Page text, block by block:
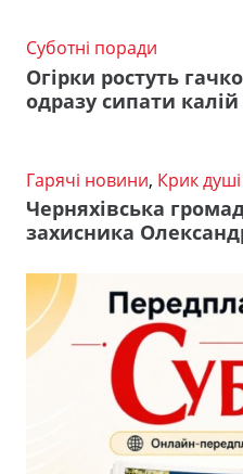
Суботні поради
Огірки ростуть
одразу сипати калій
Гарячі новини, Крик душі
Черняхівська
захисника